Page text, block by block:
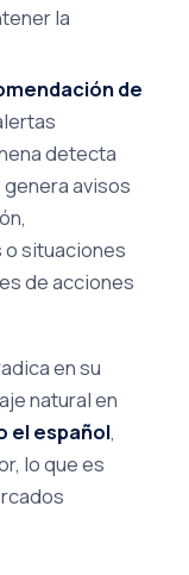
la
de
detecta
avisos
situaciones
de acciones
en su
natural en
el español,
lo que es